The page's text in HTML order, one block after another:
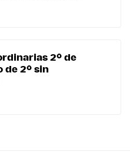
2º de
de 2º sin